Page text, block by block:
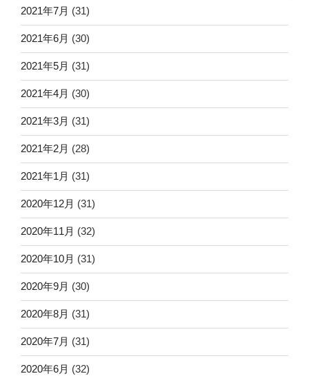
2021年7月 (31)
2021年6月 (30)
2021年5月 (31)
2021年4月 (30)
2021年3月 (31)
2021年2月 (28)
2021年1月 (31)
2020年12月 (31)
2020年11月 (32)
2020年10月 (31)
2020年9月 (30)
2020年8月 (31)
2020年7月 (31)
2020年6月 (32)